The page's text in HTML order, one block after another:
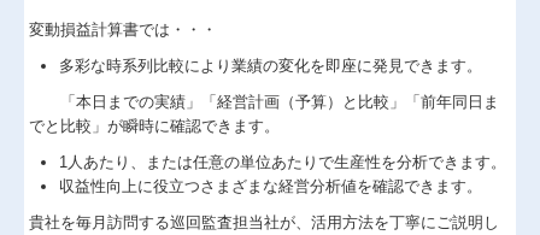
変動損益計算書では・・・
多彩な時系列比較により業績の変化を即座に発見できます。
「本日までの実績」「経営計画（予算）と比較」「前年同日ま
でと比較」が瞬時に確認できます。
1人あたり、または任意の単位あたりで生産性を分析できます。
収益性向上に役立つさまざまな経営分析値を確認できます。
貴社を毎月訪問する巡回監査担当社が、活用方法を丁寧にご説明し